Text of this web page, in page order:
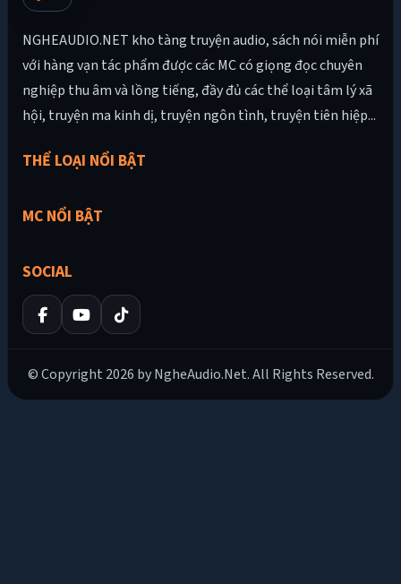
NGHEAUDIO.NET kho tàng truyện audio, sách nói miễn phí
với hàng vạn tác phẩm được các MC có giọng đọc chuyên
nghiệp thu âm và lồng tiếng, đầy đủ các thể loại tâm lý xã
hội, truyện ma kinh dị, truyện ngôn tình, truyện tiên hiệp...
THỂ LOẠI NỔI BẬT
MC NỔI BẬT
SOCIAL
© Copyright 2026 by NgheAudio.Net. All Rights Reserved.